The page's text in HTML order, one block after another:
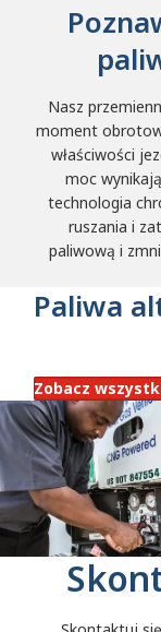
Nasz
moment
właściwości
moc
technologia
ruszania i
paliwową i
Paliwa
Zobacz